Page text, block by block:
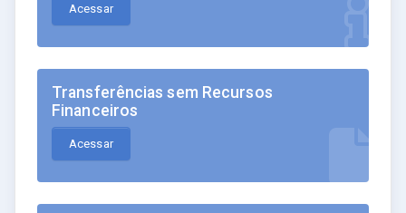
Acessar
Transferências sem Recursos
Financeiros
Acessar